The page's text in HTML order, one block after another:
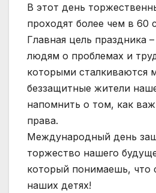
В этот день
проходят более чем в 60
Главная цель праздника
людям о проблемах и
которыми сталкиваются
беззащитные жители
напомнить о том, как
права.
Международный день
торжество нашего
который понимаешь, что
наших детях!